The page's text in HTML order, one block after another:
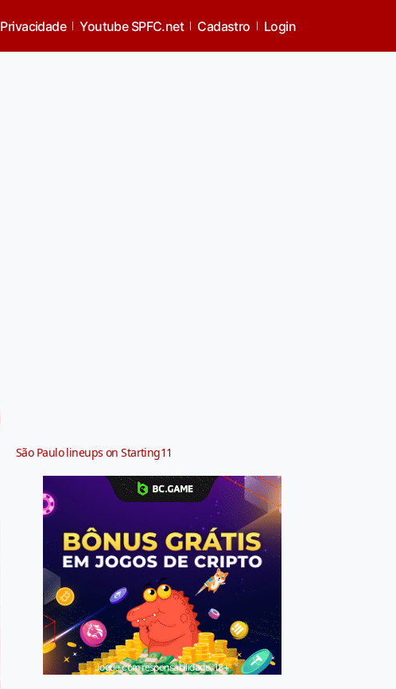
Privacidade Youtube SPFC.net Cadastro Login
São Paulo lineups on Starting11
Jogue com responsabilidade. 18+